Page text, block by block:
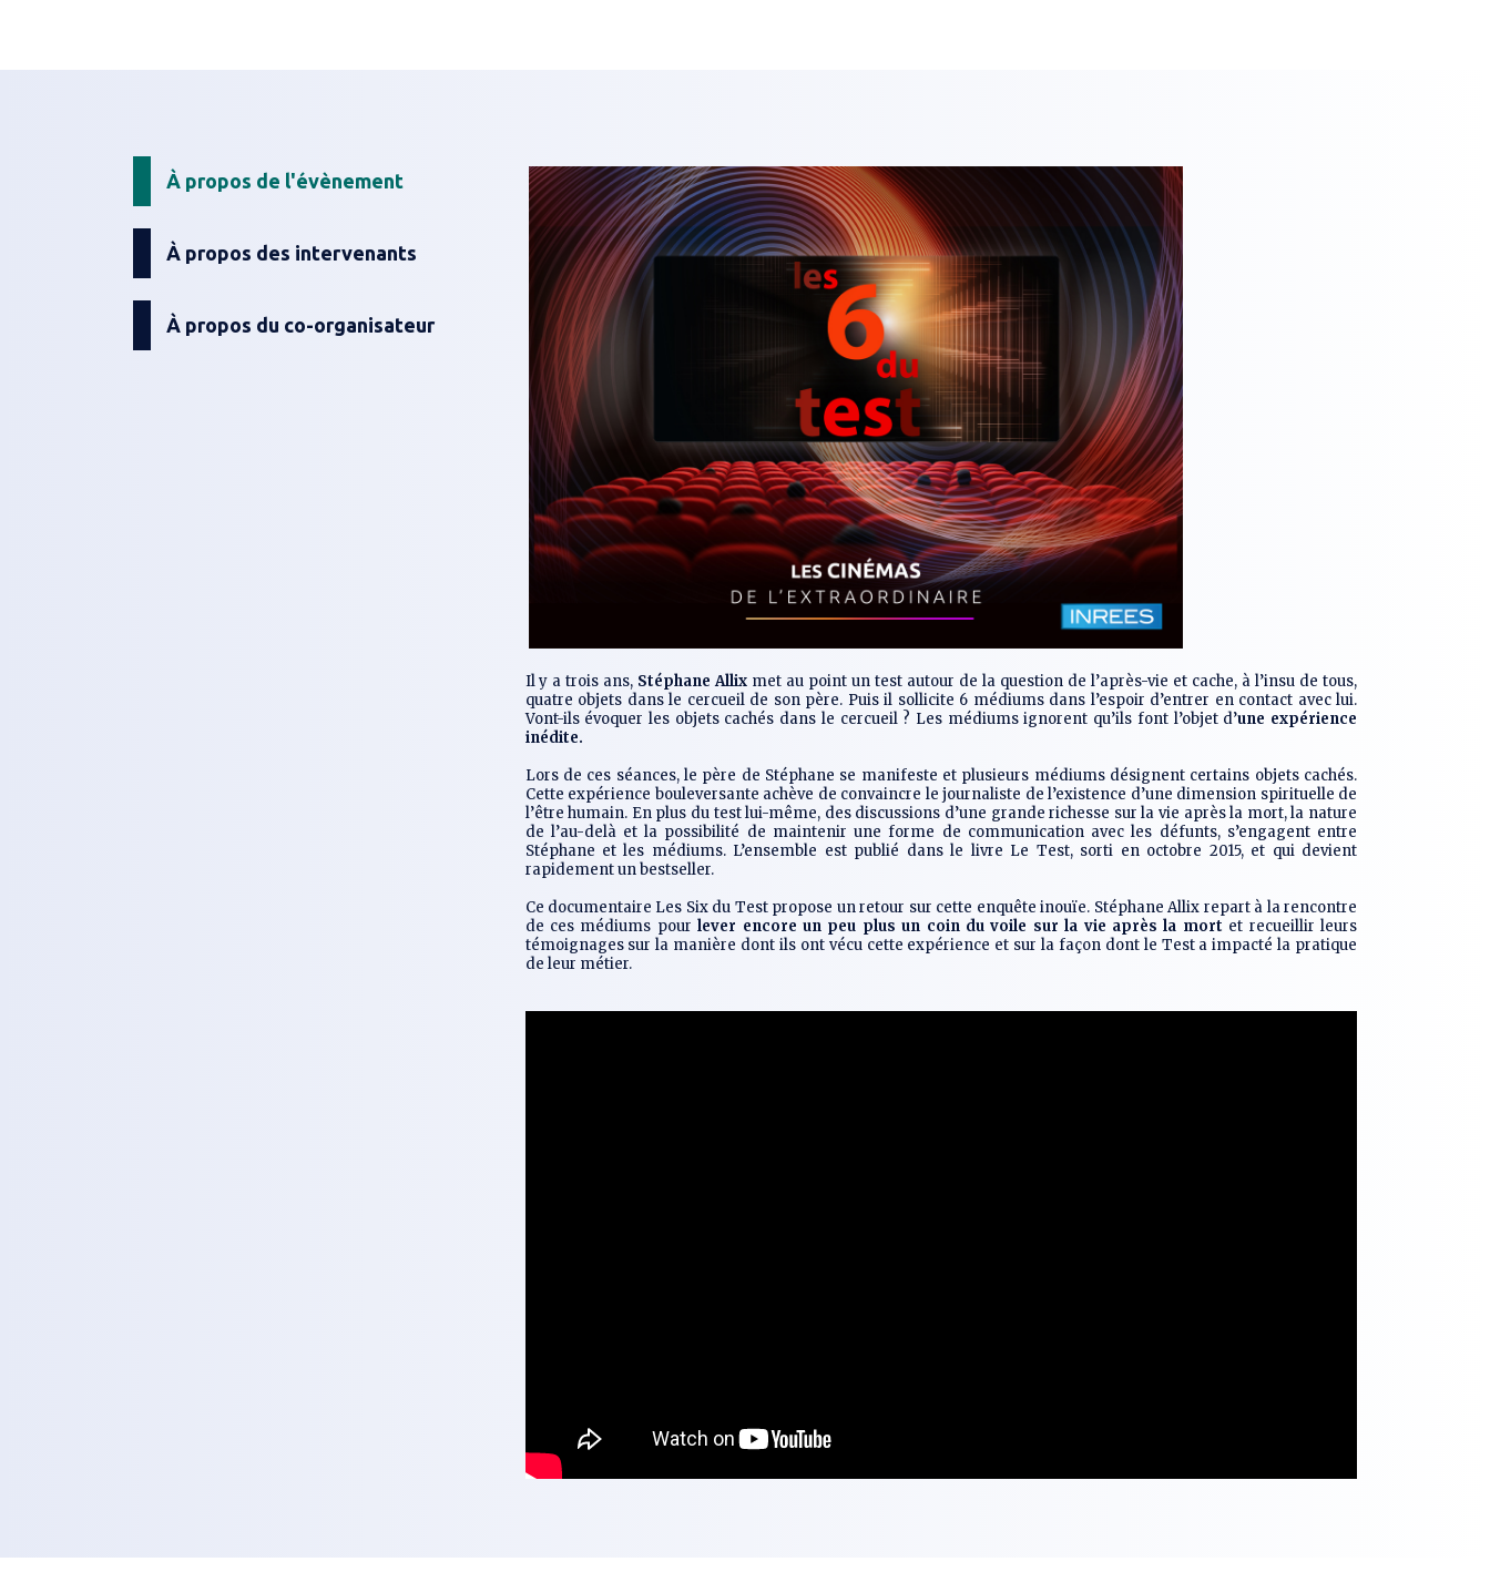
À propos de l'évènement
À propos des intervenants
À propos du co-organisateur
Il y a trois ans, Stéphane Allix met au point un test autour de la question de l’après-vie et cache, à l’insu de tous,
quatre objets dans le cercueil de son père. Puis il sollicite 6 médiums dans l’espoir d’entrer en contact avec lui.
Vont-ils évoquer les objets cachés dans le cercueil ? Les médiums ignorent qu’ils font l’objet d’une expérience
inédite.
Lors de ces séances, le père de Stéphane se manifeste et plusieurs médiums désignent certains objets cachés.
Cette expérience bouleversante achève de convaincre le journaliste de l’existence d’une dimension spirituelle de
l’être humain. En plus du test lui-même, des discussions d’une grande richesse sur la vie après la mort, la nature
de l’au-delà et la possibilité de maintenir une forme de communication avec les défunts, s’engagent entre
Stéphane et les médiums. L’ensemble est publié dans le livre Le Test, sorti en octobre 2015, et qui devient
rapidement un bestseller.
Ce documentaire Les Six du Testpropose un retour sur cette enquête inouïe. Stéphane Allix repart à la rencontre
de ces médiums pour lever encore un peu plus un coin du voile sur la vie après la mort et recueillir leurs
témoignages sur la manière dont ils ont vécu cette expérience et sur la façon dont le Test a impacté la pratique
de leur métier.